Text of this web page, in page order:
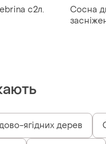
с2л.
Сосна
ягідних дерев